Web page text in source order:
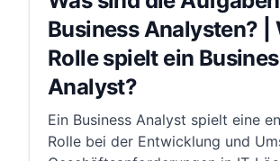
Business Analysten? |
Rolle spielt ein
Analyst?
Ein Business Analyst spielt eine
Rolle bei der Entwicklung und